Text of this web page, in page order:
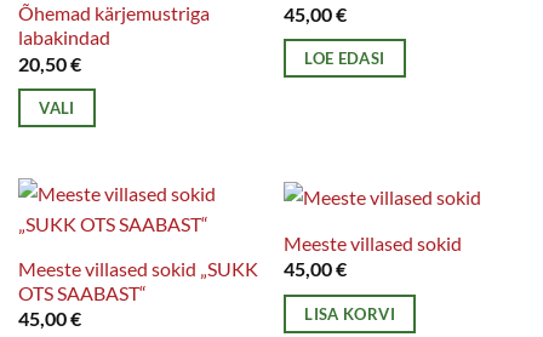
Õhemad kärjemustriga
labakindad
20,50€
VALI
on
mitu
varianti.
Valikuid
saab
45,00€
LOE EDASI
Meeste villased sokid „SUKK
OTS SAABAST“
45,00€
Meeste villased sokid
45,00€
LISA KORVI